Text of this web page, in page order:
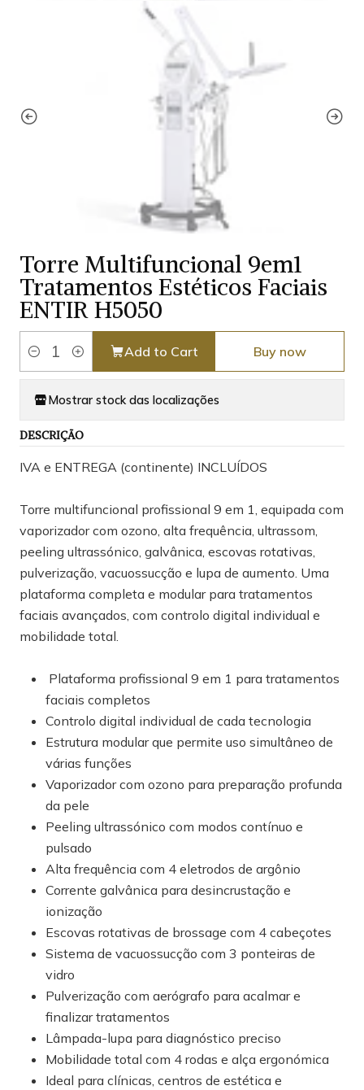
Torre Multifuncional 9em1
Tratamentos Estéticos Faciais
ENTIR H5050
Quantity
Add to Cart Buy now
Mostrar stock das localizações
DESCRIÇÃO
IVA e ENTREGA (continente) INCLUÍDOS
Torre multifuncional profissional 9 em 1, equipada com
vaporizador com ozono, alta frequência, ultrassom,
peeling ultrassónico, galvânica, escovas rotativas,
pulverização, vacuossucção e lupa de aumento. Uma
plataforma completa e modular para tratamentos
faciais avançados, com controlo digital individual e
mobilidade total.
Plataforma profissional 9 em 1 para tratamentos
faciais completos
Controlo digital individual de cada tecnologia
Estrutura modular que permite uso simultâneo de
várias funções
Vaporizador com ozono para preparação profunda
da pele
Peeling ultrassónico com modos contínuo e
pulsado
Alta frequência com 4 eletrodos de argônio
Corrente galvânica para desincrustação e
ionização
Escovas rotativas de brossage com 4 cabeçotes
Sistema de vacuossucção com 3 ponteiras de
vidro
Pulverização com aerógrafo para acalmar e
finalizar tratamentos
Lâmpada-lupa para diagnóstico preciso
Mobilidade total com 4 rodas e alça ergonómica
Ideal para clínicas, centros de estética e